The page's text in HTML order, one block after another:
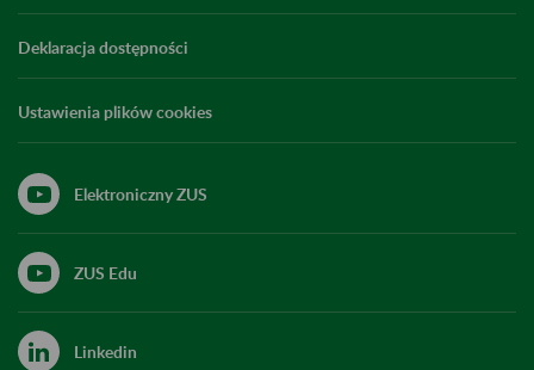
Deklaracja dostępności
Ustawienia plików cookies
Elektroniczny ZUS
ZUS Edu
Linkedin